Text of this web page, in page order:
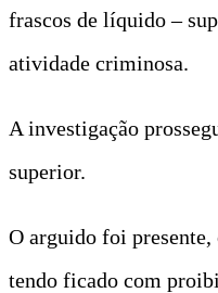
frascos de líquido –
atividade criminosa.
A investigação
superior.
O arguido foi
tendo ficado com